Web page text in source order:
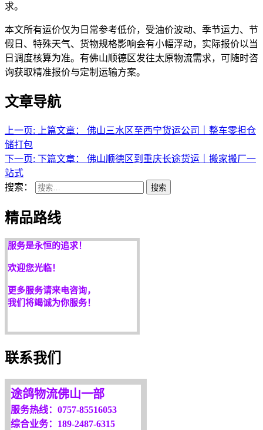
求。
本文所有运价仅为日常参考低价，受油价波动、季节运力、节
假日、特殊天气、货物规格影响会有小幅浮动，实际报价以当
日调度核算为准。有佛山顺德区发往太原物流需求，可随时咨
询获取精准报价与定制运输方案。
文章导航
上一页: 上篇文章：
佛山三水区至西宁货运公司｜整车零担仓
储打包
下一页: 下篇文章：
佛山顺德区到重庆长途货运｜搬家搬厂一
站式
搜索：
搜索
精品路线
天开地辟宏基，
途鸽快运精品路线：
佛山到海口物流公司
佛山到三亚物流公司
佛山到海南物流公司
佛山到南宁物流公司
客户是永远的朋友，
服务是永恒的追求！
欢迎您光临！
更多服务请来电咨询，
我们将竭诚为你服务！
联系我们
途鸽物流佛山一部
服务热线：0757-85516053
综合业务：189-2487-6315